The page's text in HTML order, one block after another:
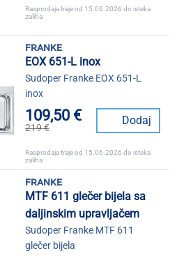
Rasprodaja traje od 15.06.2026 do isteka
zaliha
franke
EOX 651-L inox
Sudoper Franke EOX 651-L
inox
109,50 €
219 €
Dodaj
Rasprodaja traje od 15.06.2026 do isteka
zaliha
franke
MTF 611 glečer bijela sa
daljinskim upravljačem
Sudoper Franke MTF 611
glečer bijela